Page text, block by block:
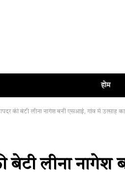
होम
की बेटी लीना नागेश बनीं एसआई, गांव में उत्साह
बेटी लीना